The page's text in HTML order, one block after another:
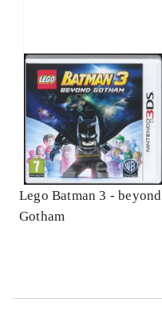
Lego Batman 3 - beyond
Gotham